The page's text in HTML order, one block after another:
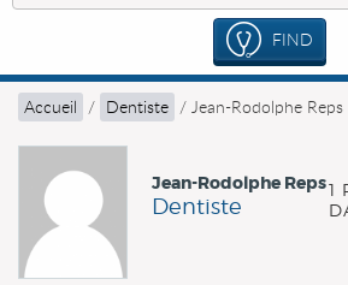
FIND
Accueil / Dentiste / Jean-Rodolphe Reps
Jean-Rodolphe Reps
Dentiste
1